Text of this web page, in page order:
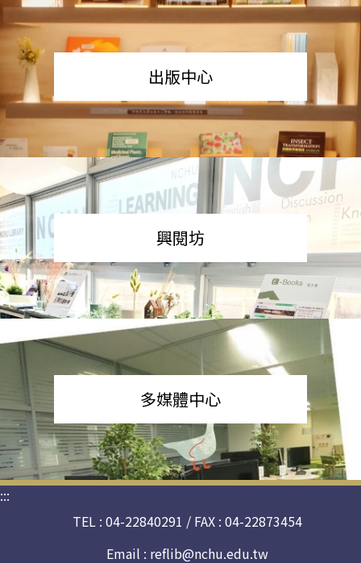
出版中心
興閱坊
多媒體中心
:::
TEL : 04-22840291 / FAX : 04-22873454
Email : reflib@nchu.edu.tw